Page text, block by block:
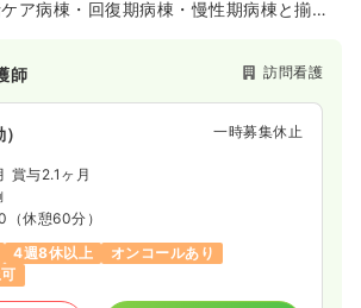
ア病棟・回復期病棟・慢性期病棟と揃っ
師 訪問看護
一時募集休止
賞与2.1ヶ月
（休憩60分）
4週8休以上
オンコールあり